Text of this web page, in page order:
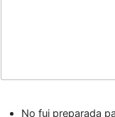
No fui preparada